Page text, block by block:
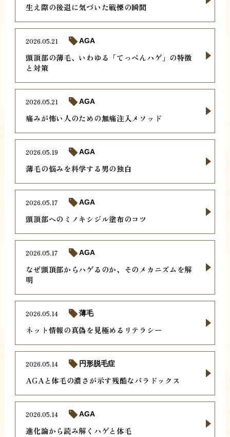
生え際の後退に気づいた戦慄の瞬間
頭頂部の薄毛、いわゆる「てっぺんハゲ」の特徴
と対策
2026.05.21 AGA
痛みが怖い人のための無痛注入メソッド
2026.05.21 AGA
薄毛の悩みを科学する男の独白
2026.05.19 AGA
頭頂部へのミノキシジル塗布のコツ
2026.05.17 AGA
なぜ頭頂部からハゲるのか、そのメカニズムを解
明
2026.05.17 AGA
ネット情報の真偽を見極めるリテラシー
2026.05.14 薄毛
AGAと体毛の濃さが示す残酷なパラドックス
2026.05.14 円形脱毛症
進化論から読み解くハゲと体毛
2026.05.14 AGA